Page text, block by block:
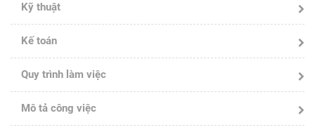
Kỹ thuật
Kế toán
Quy trình làm việc
Mô tả công việc